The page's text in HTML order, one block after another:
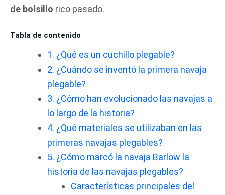
de bolsillo rico pasado.
Tabla de contenido
1. ¿Qué es un cuchillo plegable?
2. ¿Cuándo se inventó la primera navaja
plegable?
3. ¿Cómo han evolucionado las navajas a
lo largo de la historia?
4. ¿Qué materiales se utilizaban en las
primeras navajas plegables?
5. ¿Cómo marcó la navaja Barlow la
historia de las navajas plegables?
Características principales del